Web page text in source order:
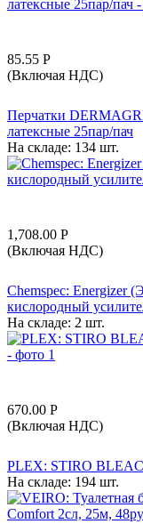
85.55 Р
(Включая НДС)
Перчатки
латексные 25пар/пач
На складе: 134 шт.
1,708.00 Р
(Включая НДС)
Chemspec: Energizer
кислородный
На складе: 2 шт.
670.00 Р
(Включая НДС)
PLEX: STIRO
На складе: 194 шт.